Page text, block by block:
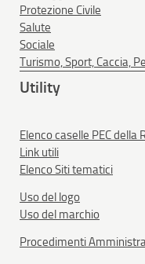
Protezione Civile
Salute
Sociale
Turismo, Sport, Caccia,
Utility
Elenco caselle PEC della
Link utili
Elenco Siti tematici
Uso del logo
Uso del marchio
Procedimenti